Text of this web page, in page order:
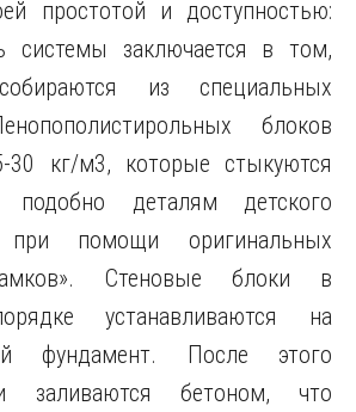
простотой и доступностью:
системы заключается в том,
из специальных
блоков
30 кг/м3, которые стыкуются
деталям детского
при помощи оригинальных
Стеновые блоки в
устанавливаются на
фундамент. После этого
заливаются бетоном, что